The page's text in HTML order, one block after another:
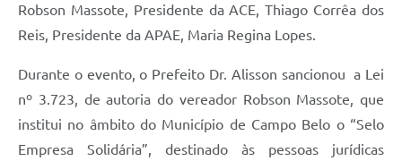
Robson Massote, Presidente da ACE, Thiago Corrêa dos
Reis, Presidente da APAE, Maria Regina Lopes.
Durante o evento, o Prefeito Dr. Alisson sancionou a Lei
nº 3.723, de autoria do vereador Robson Massote, que
institui no âmbito do Município de Campo Belo o “Selo
Empresa Solidária”, destinado às pessoas jurídicas